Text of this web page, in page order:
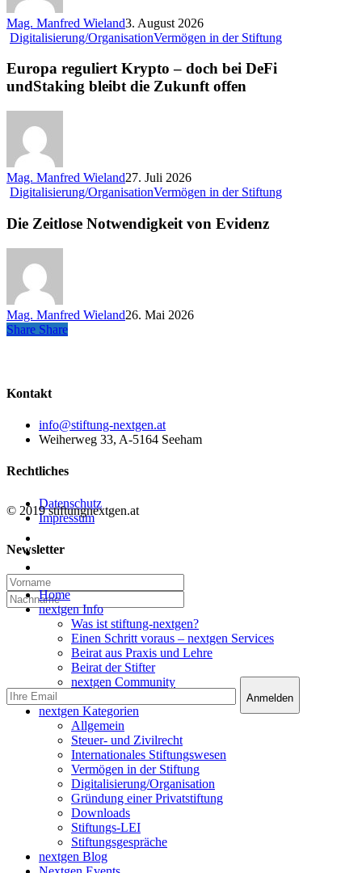
Mag. Manfred Wieland3. August 2026
Digitalisierung/OrganisationVermögen in der StiftungEuropa
offen
Europa reguliert Krypto – doch bei DeFi
undStaking bleibt die Zukunft offen
Mag. Manfred Wieland27. Juli 2026
Digitalisierung/OrganisationVermögen in der StiftungDie
Die Zeitlose Notwendigkeit von Evidenz
Mag. Manfred Wieland26. Mai 2026
Share
Share Share
Kontakt
info@stiftung-nextgen.at
Weiherweg 33, A-5164 Seeham
Rechtliches
Datenschutz
Impressum
Newsletter
© 2019 stiftungnextgen.at
linkedin
Close
Menu
Home
nextgen Info
Was ist stiftung-nextgen?
Einen Schritt voraus – nextgen Services
Beirat aus Praxis und Lehre
Beirat der Stifter
nextgen Community
nextgen Services
nextgen Kategorien
Allgemein
Steuer- und Zivilrecht
Internationales Stiftungswesen
Vermögen in der Stiftung
Digitalisierung/Organisation
Gründung einer Privatstiftung
Downloads
Stiftungs-LEI
Stiftungsgespräche
nextgen Blog